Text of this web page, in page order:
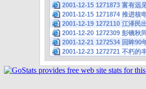
2001-12-15 1271873 富有
2001-12-15 1271874 推进核
2001-12-19 1272110 江泽
2001-12-20 1272309 彭镜秋
2001-12-21 1272534 回眸90
2001-12-23 1272721 不朽